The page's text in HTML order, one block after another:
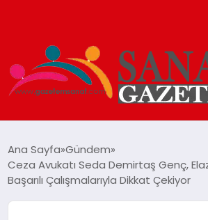
TEKNOLOJI
Ana Sayfa Gündem
Ceza Avukatı Seda Demirtaş Genç,
Başarılı Çalışmalarıyla Dikkat Çekiyor